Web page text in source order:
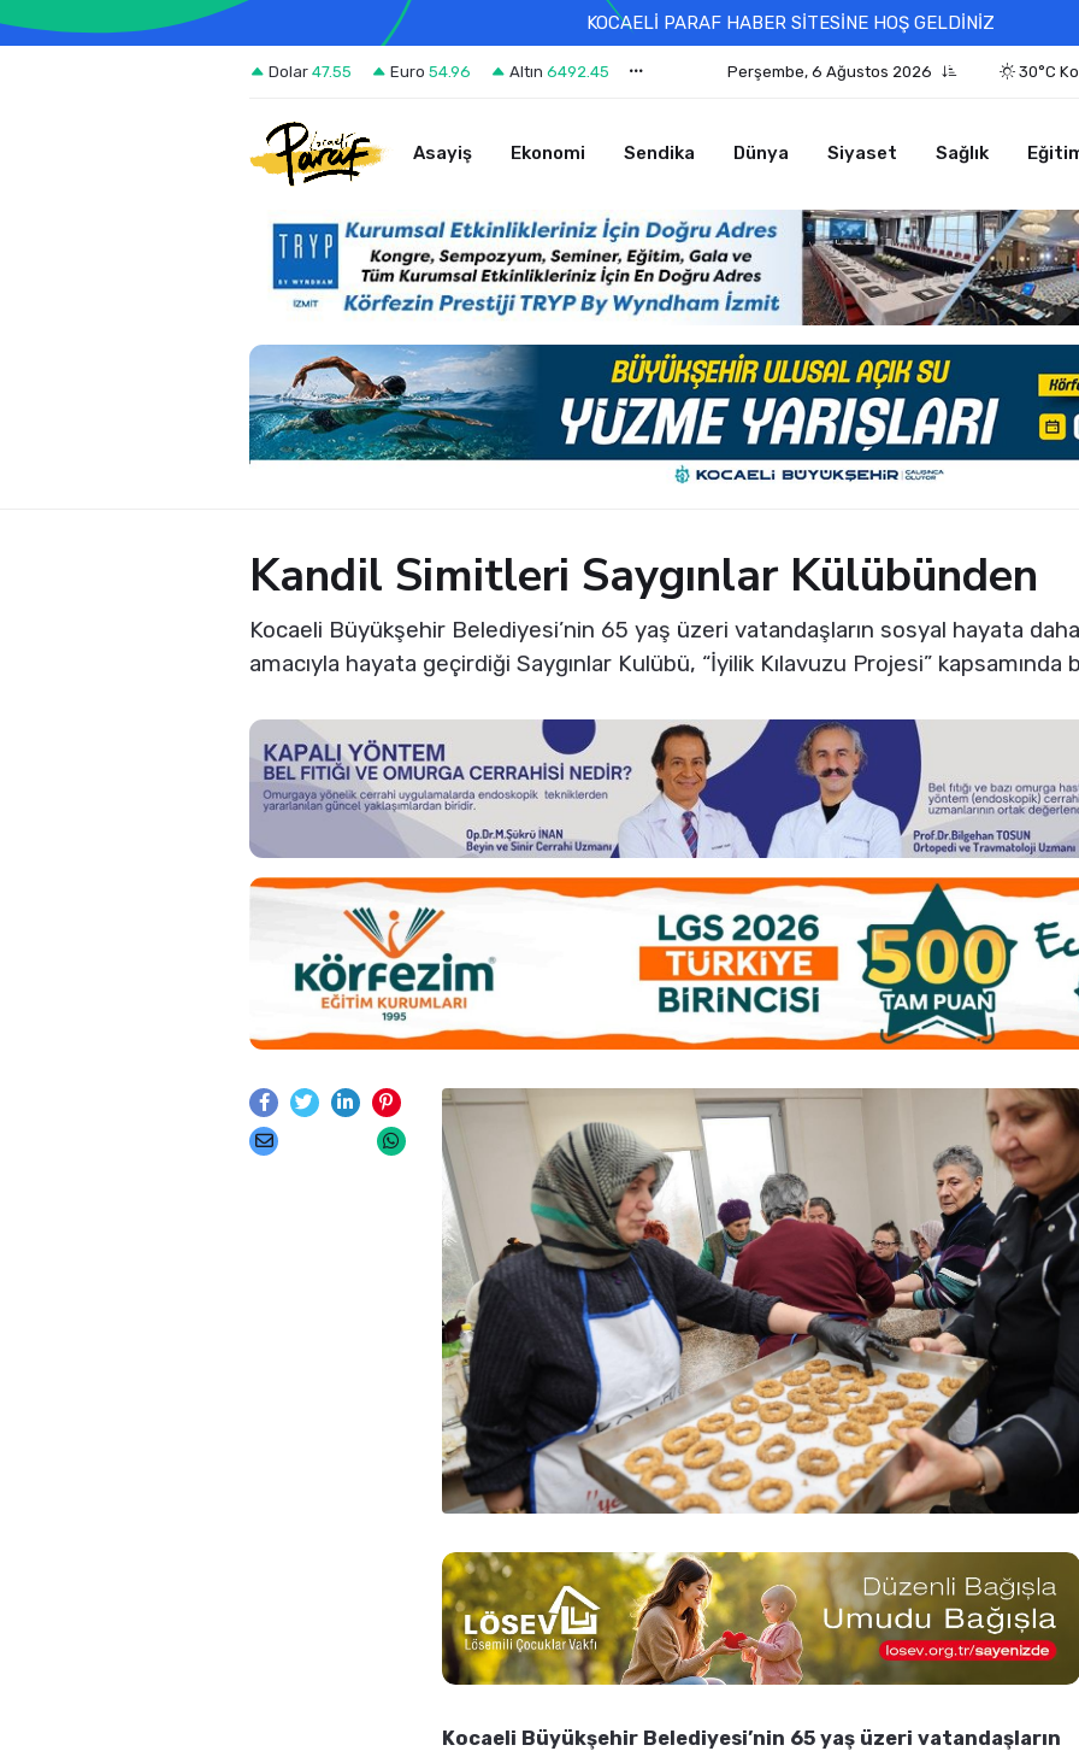
KOCAELİ PARAF HABER SİTESİNE HOŞ GELDİNİZ
Dolar 47.55 Euro 54.96 Altın 6492.45 Perşembe, 6 Ağustos 2026 30°C
Asayiş Ekonomi Sendika Dünya Siyaset Sağlık
Kandil Simitleri Saygınlar Külübünden
Kocaeli Büyükşehir Belediyesi’nin 65 yaş üzeri vatandaşların sosyal hayata daha
amacıyla hayata geçirdiği Saygınlar Kulübü, “İyilik Kılavuzu Projesi” kapsamında
Kocaeli Büyükşehir Belediyesi’nin 65 yaş üzeri vatandaşların